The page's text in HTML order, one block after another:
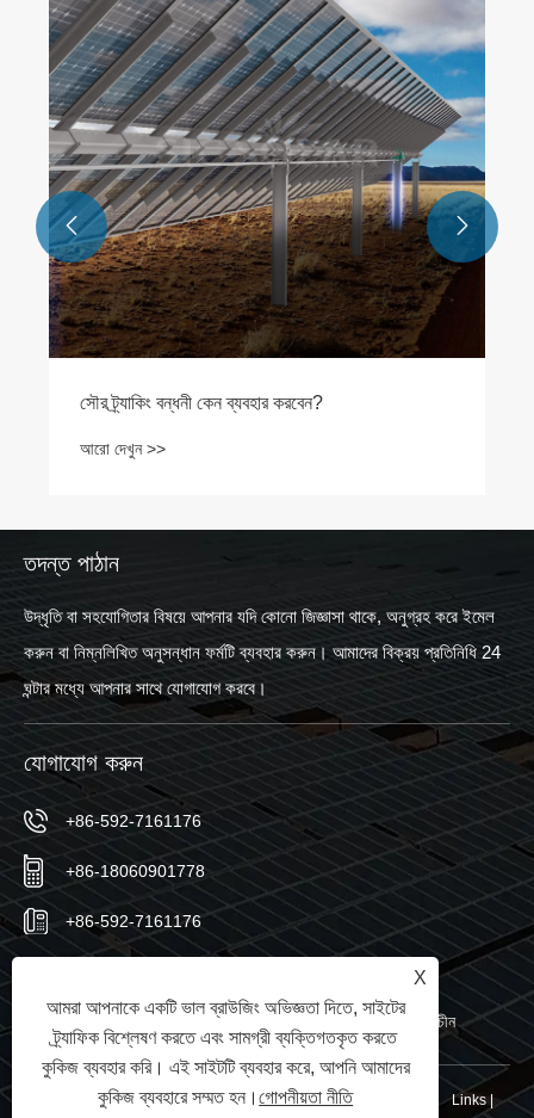
সৌর ট্র্যাকিং বন্ধনী কেন ব্যবহার করবেন?
আরো দেখুন >>
 
তদন্ত পাঠান
উদ্ধৃতি বা সহযোগিতার বিষয়ে আপনার যদি কোনো জিজ্ঞাসা থাকে, অনুগ্রহ করে ইমেল
করুন বা নিম্নলিখিত অনুসন্ধান ফর্মটি ব্যবহার করুন। আমাদের বিক্রয় প্রতিনিধি 24
ঘন্টার মধ্যে আপনার সাথে যোগাযোগ করবে।
যোগাযোগ করুন
+86-592-7161176
+86-18060901778
+86-592-7161176
নং 766 কিশান নর্থ রোড, হুলি জেলা, জিয়ামেন সিটি, ফুজিয়ান প্রদেশ, চীন
কপিরাইট © 2024 Xiamen Sic New Energy Co., Ltd. সর্বস্বত্ব সংরক্ষিত৷Links |
X
আমরা আপনাকে একটি ভাল ব্রাউজিং অভিজ্ঞতা দিতে, সাইটের
ট্র্যাফিক বিশ্লেষণ করতে এবং সামগ্রী ব্যক্তিগতকৃত করতে
কুকিজ ব্যবহার করি। এই সাইটটি ব্যবহার করে, আপনি আমাদের
কুকিজ ব্যবহারে সম্মত হন।গোপনীয়তা নীতি